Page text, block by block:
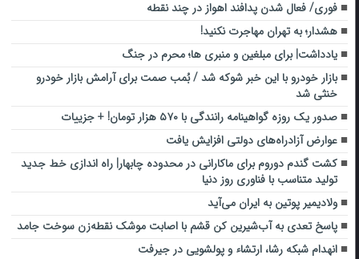
فوری/ فعال شدن پدافند اهواز در چند نقطه
هشدار؛ به تهران مهاجرت نکنید!
یادداشت| برای مبلغین و منبر‌ی ها؛ محرم در جنگ
بازار خودرو با این خبر شوکه شد / بُمب صمت برای آرامش بازار خودرو
خنثی شد
صدور یک روزه گواهینامه رانندگی با ۵۷۰ هزار تومان! + جزییات
عوارض آزادراه‌های دولتی افزایش یافت
کشت گندم دوروم برای ماکارانی در محدوده چابهار| راه اندازی خط جدید
تولید متناسب با فناوری روز دنیا
ولادیمیر پوتین به ایران می‌آید
پاسخ تعدی به آب‌شیرین کن قشم با اصابت موشک نقطه‌زن سوخت جامد
انهدام شبکه رشا، ارتشاء و پولشویی در جیرفت